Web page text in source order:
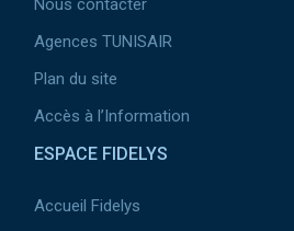
Nous contacter
Agences TUNISAIR
Plan du site
Accès à l’Information
ESPACE FIDELYS
Accueil Fidelys